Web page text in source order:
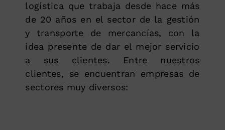
logística que trabaja desde hace más
de 20 años en el sector de la gestión
y transporte de mercancías, con la
idea presente de dar el mejor servicio
a sus clientes. Entre nuestros
clientes, se encuentran empresas de
sectores muy diversos: